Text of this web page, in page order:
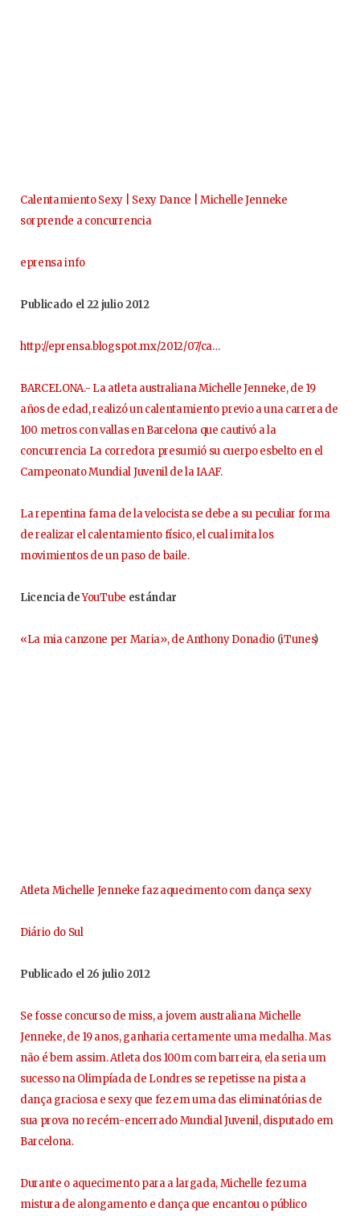
Calentamiento Sexy | Sexy Dance | Michelle Jenneke
sorprende a concurrencia
eprensa info
Publicado el 22 julio 2012
http://eprensa.blogspot.mx/2012/07/ca…
BARCELONA.- La atleta australiana Michelle Jenneke, de 19
años de edad, realizó un calentamiento previo a una carrera de
100 metros con vallas en Barcelona que cautivó a la
concurrencia La corredora presumió su cuerpo esbelto en el
Campeonato Mundial Juvenil de la IAAF.
La repentina fama de la velocista se debe a su peculiar forma
de realizar el calentamiento físico, el cual imita los
movimientos de un paso de baile.
Licencia deYouTube estándar
«La mia canzone per Maria», de Anthony Donadio (iTunes)
Atleta Michelle Jenneke faz aquecimento com dança sexy
Diário do Sul
Publicado el 26 julio 2012
Se fosse concurso de miss, a jovem australiana Michelle
Jenneke, de 19 anos, ganharia certamente uma medalha. Mas
não é bem assim. Atleta dos 100m com barreira, ela seria um
sucesso na Olimpíada de Londres se repetisse na pista a
dança graciosa e sexy que fez em uma das eliminatórias de
sua prova no recém-encerrado Mundial Juvenil, disputado em
Barcelona.
Durante o aquecimento para a largada, Michelle fez uma
mistura de alongamento e dança que encantou o público